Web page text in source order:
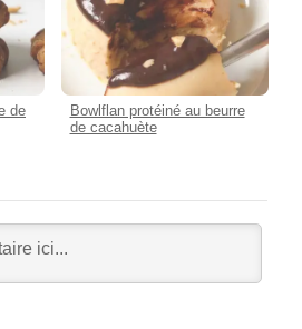
de
Bowlflan protéiné au beurre
de cacahuète